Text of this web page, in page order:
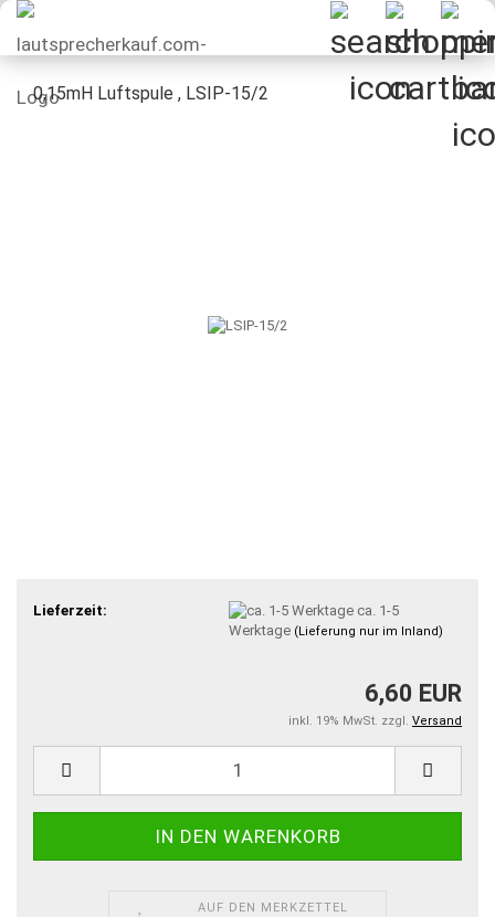
0,15mH Luftspule , LSIP-15/2
Lieferzeit:
ca. 1-5
Werktage (Lieferung nur im Inland)
6,60 EUR
inkl. 19% MwSt. zzgl. Versand
AUF DEN MERKZETTEL